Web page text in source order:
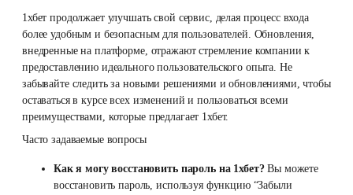
1хбет продолжает улучшать свой сервис, делая процесс входа
более удобным и безопасным для пользователей. Обновления,
внедренные на платформе, отражают стремление компании к
предоставлению идеального пользовательского опыта. Не
забывайте следить за новыми решениями и обновлениями, чтобы
оставаться в курсе всех изменений и пользоваться всеми
преимуществами, которые предлагает 1хбет.
Часто задаваемые вопросы
Как я могу восстановить пароль на 1хбет?Вы можете
восстановить пароль, используя функцию “Забыли